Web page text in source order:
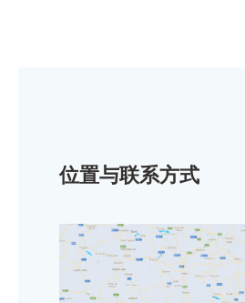
位置与联系方式